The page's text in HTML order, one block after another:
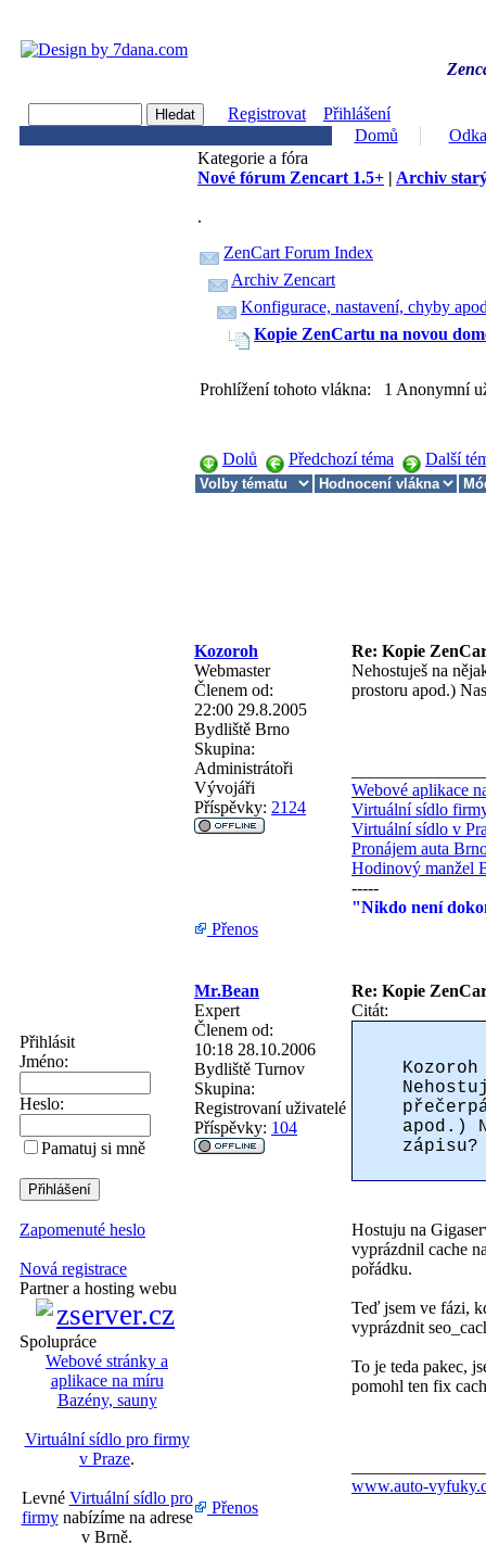
Registrovat
Přihlášení
Domů
Přihlásit
Jméno:
Heslo:
Pamatuj si mně
Zapomenuté heslo
Nová registrace
Partner a hosting webu
Spolupráce
Webové stránky a
aplikace na míru
Bazény, sauny
Virtuální sídlo pro firmy
v Praze.
Levné Virtuální sídlo pro
firmynabízíme na adrese
v Brně.
Kategorie a fóra
Nové fórum Zencart 1.5+ | Archiv
.
ZenCart Forum Index
Archiv Zencart
Konfigurace, nastavení, chyby
Kopie ZenCartu na novou
Prohlížení tohoto vlákna: 1 Anonymní
Dolů Předchozí téma Další
Kozoroh
Re: Kopie
Webmaster
Členem od:
22:00 29.8.2005
Bydliště Brno
Skupina:
Administrátoři
Vývojáři
Příspěvky: 2124
Nehostuješ na
prostoru apod.)
Webové aplikace
Virtuální sídlo
Virtuální sídlo v
Pronájem auta
Hodinový manžel
-----
"Nikdo není
Přenos
Mr.Bean
Re: Kopie
Expert
Členem od:
10:18 28.10.2006
Bydliště Turnov
Skupina:
Registrovaní uživatelé
Příspěvky: 104
Citát:
apod.)
zápisu?
Hostuju na
vyprázdnil cache
pořádku.
Teď jsem ve fázi,
vyprázdnit
To je teda pakec,
pomohl ten fix
www.auto-
Přenos